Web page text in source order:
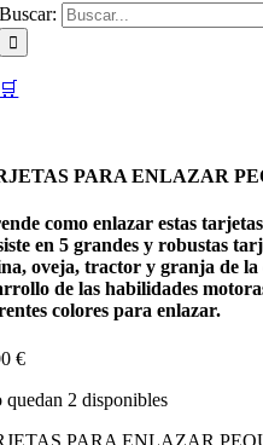
Buscar:
🛒
PARA ENLAZAR
como enlazar estas
en 5 grandes y robustas
oveja, tractor y granja de
de las habilidades
colores para enlazar.
€
quedan 2 disponibles
PARA ENLAZAR